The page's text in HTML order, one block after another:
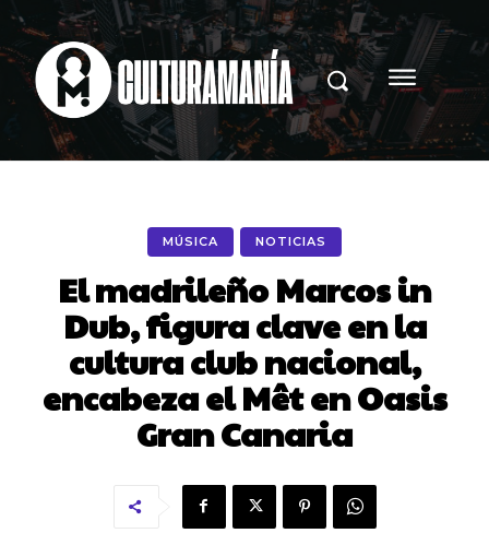
MÚSICA NOTICIAS
El madrileño Marcos in
Dub, figura clave en la
cultura club nacional,
encabeza el Mêt en Oasis
Gran Canaria